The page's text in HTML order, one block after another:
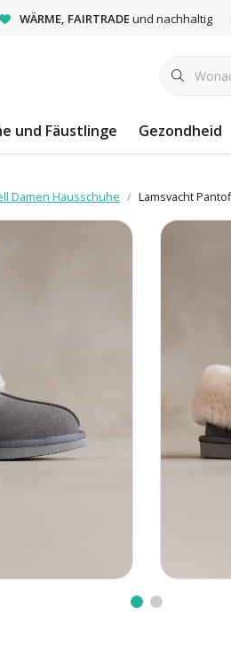
WÄRME, FAIRTRADEund nachhaltig
und Fäustlinge Gezondheid
Damen Hausschuhe Lamsvacht